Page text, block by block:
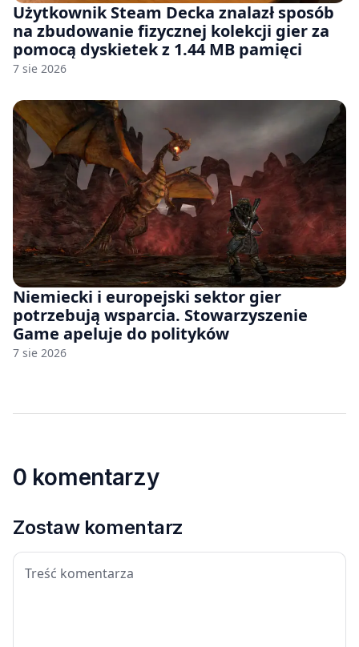
Użytkownik Steam Decka znalazł sposób
na zbudowanie fizycznej kolekcji gier za
pomocą dyskietek z 1.44 MB pamięci
7 sie 2026
Niemiecki i europejski sektor gier
potrzebują wsparcia. Stowarzyszenie
Game apeluje do polityków
7 sie 2026
0 komentarzy
Zostaw komentarz